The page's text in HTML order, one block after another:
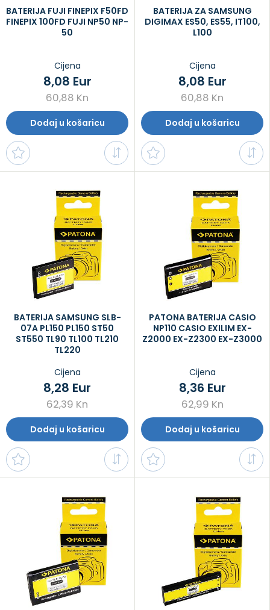
BATERIJA FUJI FINEPIX F50FD
FINEPIX 100FD FUJI NP50 NP-
50
Cijena
60,88 Kn
8,08 Eur
Dodaj u košaricu
BATERIJA ZA SAMSUNG
DIGIMAX ES50, ES55, IT100,
L100
Cijena
60,88 Kn
8,08 Eur
Dodaj u košaricu
BATERIJA SAMSUNG SLB-
07A PL150 PL150 ST50
ST550 TL90 TL100 TL210
TL220
Cijena
62,39 Kn
8,28 Eur
Dodaj u košaricu
PATONA BATERIJA CASIO
NP110 CASIO EXILIM EX-
Z2000 EX-Z2300 EX-Z3000
Cijena
62,99 Kn
8,36 Eur
Dodaj u košaricu